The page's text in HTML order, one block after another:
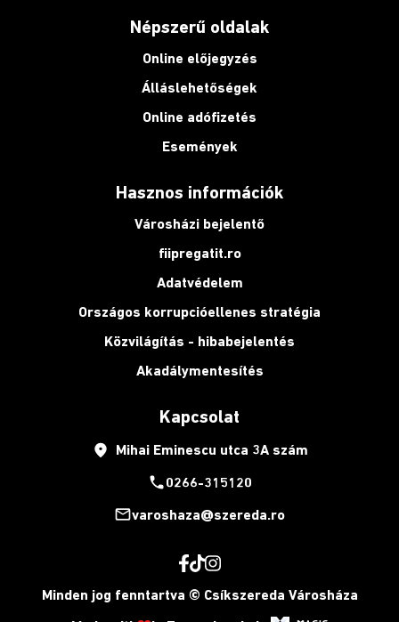
Népszerű oldalak
Online előjegyzés
Álláslehetőségek
Online adófizetés
Események
Hasznos információk
Városházi bejelentő
fiipregatit.ro
Adatvédelem
Országos korrupcióellenes stratégia
Közvilágítás - hibabejelentés
Akadálymentesítés
Kapcsolat
place Mihai Eminescu utca 3A szám
phone0266-315120
mail_outlinevaroshaza@szereda.ro
Minden jog fenntartva © Csíkszereda Városháza